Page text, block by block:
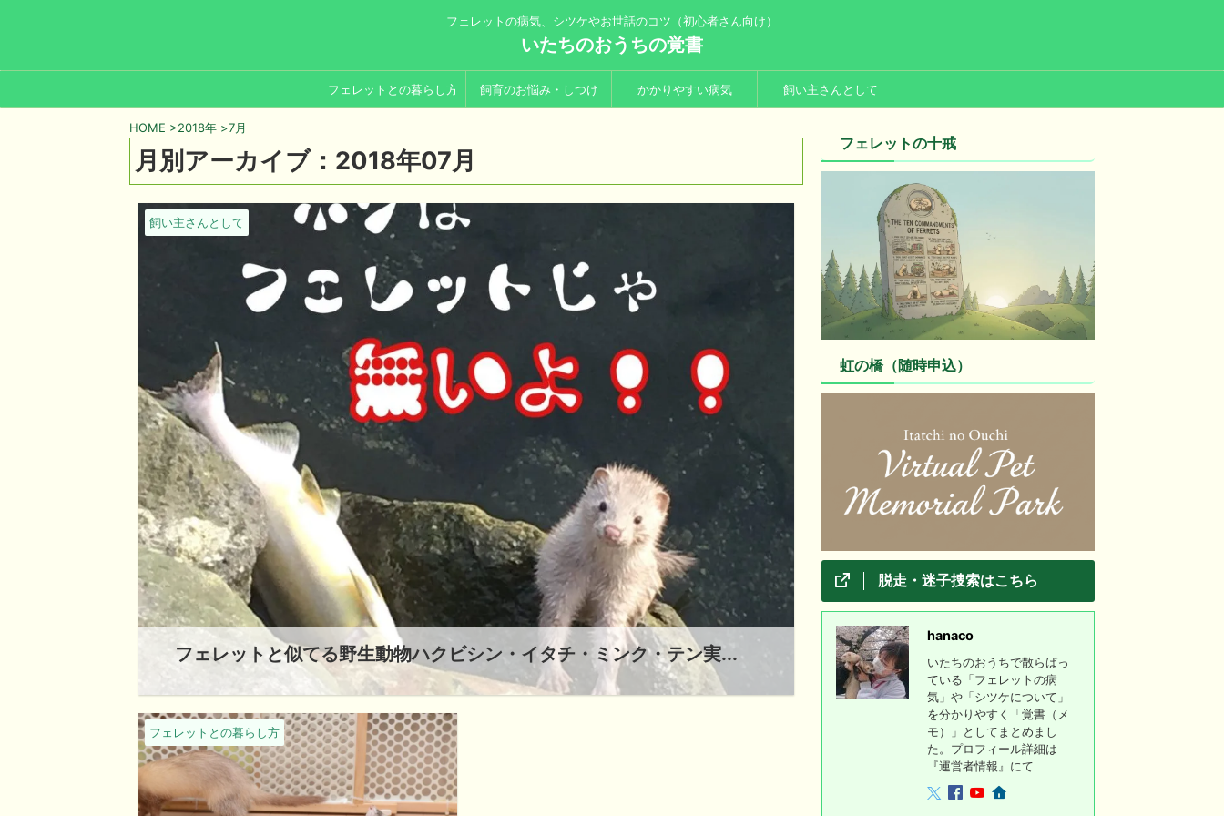
フェレットの病気、シツケやお世話のコツ（初心者さん向け）
いたちのおうちの覚書
フェレットとの暮らし方 飼育のお悩み・しつけ かかりやすい病気 飼い主さんとして
HOME >2018年 >7月
月別アーカイブ：2018年07月
飼い主さんとして
フェレットと似てる野生動物ハクビシン・イタチ・ミンク・テン実...
フェレットとの暮らし方
フェレットの十戒
虹の橋（随時申込）
脱走・迷子捜索はこちら
hanaco
いたちのおうちで散らばっ
ている「フェレットの病
気」や「シツケについて」
を分かりやすく「覚書（メ
モ）」としてまとめまし
た。プロフィール詳細は
『運営者情報』にて